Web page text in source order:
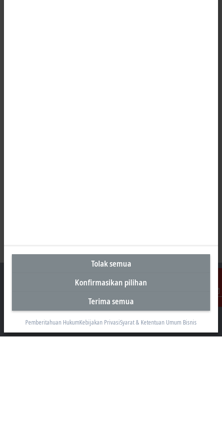
Kantor Perwakilan Indonesia
AKR Tower 21st Floor, Unit C - D
Jl. Panjang No. 5, Kebon Jeruk
Tolak semua
Konfirmasikan pilihan
Terima semua
Pemberitahuan HukumKebijakan PrivasiSyarat & Ketentuan Umum Bisnis